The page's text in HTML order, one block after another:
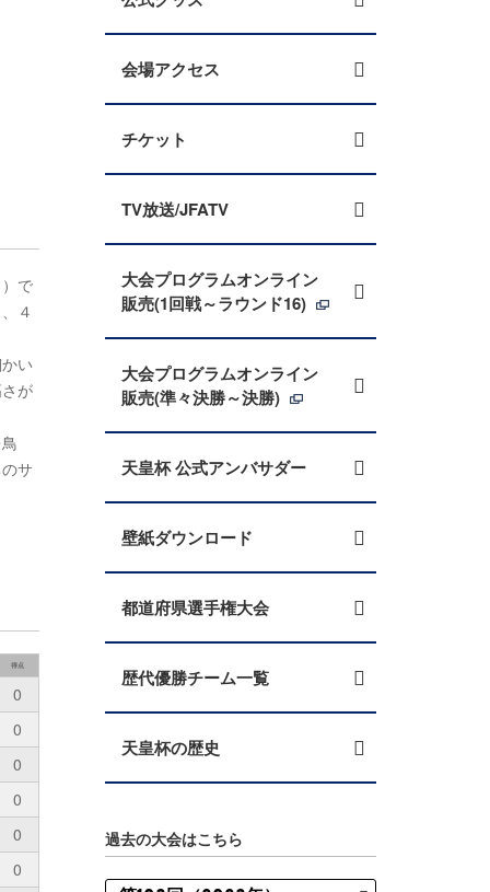
で
４
い
が
サ
得点
0
0
0
0
0
0
会場アクセス
チケット
TV放送/JFATV
大会プログラムオンライン
販売(1回戦～ラウンド16)
大会プログラムオンライン
販売(準々決勝～決勝)
天皇杯 公式アンバサダー
壁紙ダウンロード
都道府県選手権大会
歴代優勝チーム一覧
天皇杯の歴史
過去の大会はこちら